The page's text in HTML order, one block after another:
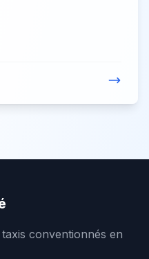
conventionnés en